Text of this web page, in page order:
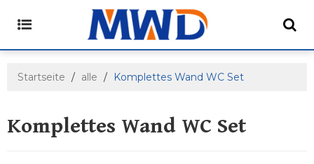
Startseite / alle / Komplettes Wand WC Set
Komplettes Wand WC Set